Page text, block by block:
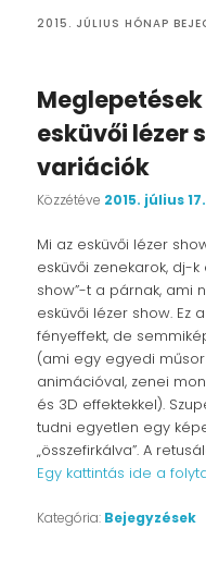
2015. JÚLIUS HÓNAP
esküvői lézer
variációk
Közzétéve 2015. július
Mi az esküvői lézer
esküvői zenekarok, dj-
show”-t a párnak, ami
esküvői lézer show. Ez
fényeffekt, de
(ami egy egyedi
animációval, zenei
és 3D effektekkel).
tudni egyetlen egy
„összefirkálva”. A
Egy kattintás ide a
Kategória: Bejegyzések